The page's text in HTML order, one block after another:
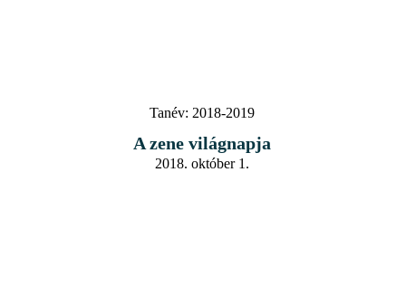
Tanév: 2018-2019
A zene világnapja
2018. október 1.